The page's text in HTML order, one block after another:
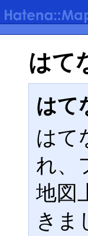
はて
はて
はて
れ、
地図
きま